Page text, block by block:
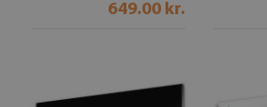
649.00 kr.